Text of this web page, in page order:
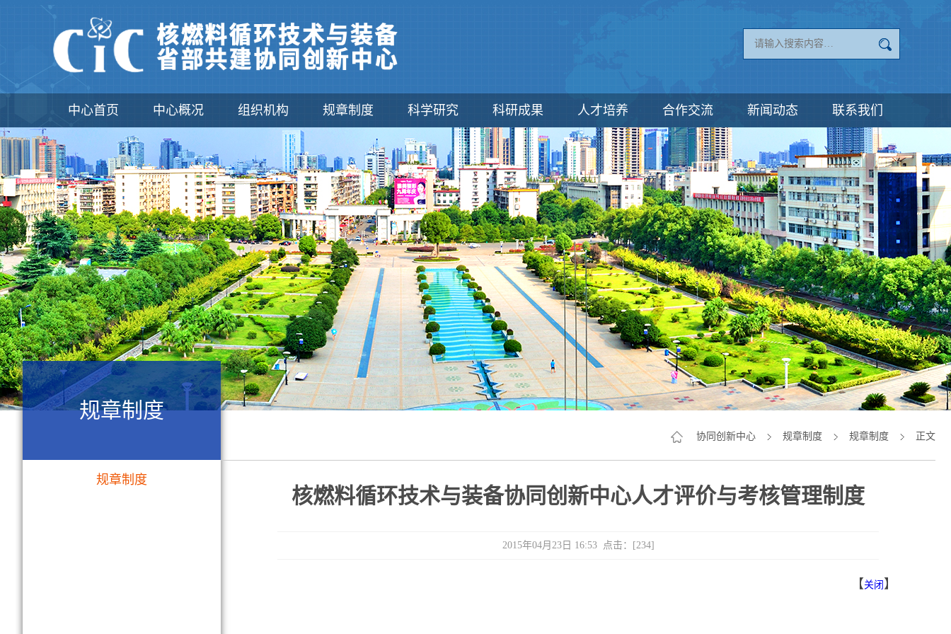
中心首页 中心概况 组织机构 规章制度 科学研究 科研成果 人才培养 合作交流 新闻动态 联系我们
规章制度
规章制度
协同创新中心 规章制度 规章制度 正文
核燃料循环技术与装备协同创新中心人才评价与考核管理制度
2015年04月23日 16:53 点击：[234]
【 关闭 】